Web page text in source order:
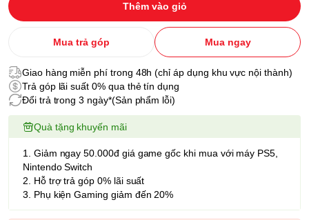
Thêm vào giỏ
Mua trả góp Mua ngay
Giao hàng miễn phí trong 48h (chỉ áp dụng khu vực nội thành)
Trả góp lãi suất 0% qua thẻ tín dụng
Đổi trả trong 3 ngày*(Sản phẩm lỗi)
Quà tặng khuyến mãi
1. Giảm ngay 50.000đ giá game gốc khi mua với máy PS5,
Nintendo Switch
2. Hỗ trợ trả góp 0% lãi suất
3. Phụ kiện Gaming giảm đến 20%